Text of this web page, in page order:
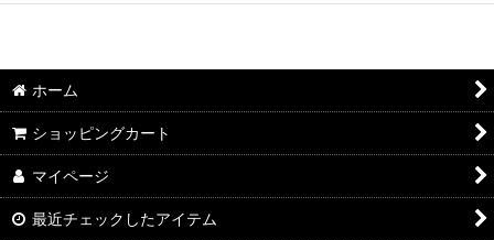
ホーム
ショッピングカート
マイページ
最近チェックしたアイテム